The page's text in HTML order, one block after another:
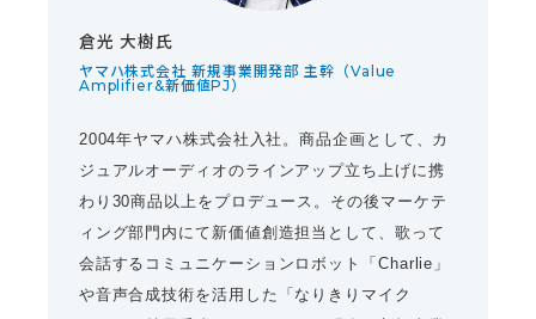
倉光 大樹氏
ヤマハ株式会社 新規事業開発部 主幹（Value
Amplifier&新価値PJ）
2004年ヤマハ株式会社入社。商品企画として、カ
ジュアルオーディオのラインアップ立ち上げに携
わり30商品以上をプロデュース。その後マーケテ
ィング部門内にて新価値創造担当として、歌って
会話するコミュニケーションロボット「Charlie」
や音声合成技術を活用した「なりきりマイク